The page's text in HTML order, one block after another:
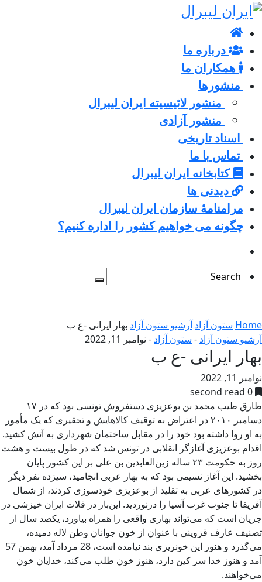
درباره ما
همکاران ما
منشورها
منشور لائیسیته ایران لیبرال
منشور آزادی
اسناد تاریخی
تماس با ما
کتابخانه ایران لیبرال
دیدنی ها
مرامنامۀ سازمان ایران لیبرال
چگونه می خواهیم کشور را اداره کنیم؟
Home ستون آزاد آرشیو ستون آزاد بهار ایرانی -ع ب
آرشیو ستون آزاد - ستون آزاد - نوامبر 11, 2022
بهار ایرانی -ع ب
نوامبر 11, 2022
0 second read
ﻃﺎﺭﻕ ﻃﯿﺐ ﻣﺤﻤﺪ ﺑﻦ ﺑﻮﻋﺰﯾﺰﯼ ﺩﺳﺘﻔﺮﻭﺵ ﺗﻮﻧﺴﯽ ﺑﻮﺩ ﮐﻪ ﺩﺭ ۱۷
ﺩﺳﺎﻣﺒﺮ ۲۰۱۰ ﺩﺭ ﺍﻋﺘﺮﺍﺽ ﺑﻪ ﺗﻮﻗﯿﻒ ﮐﺎﻻﻫﺎﯾﺶ ﻭ ﺗﺤﻘﯿﺮﯼ ﮐﻪ ﯾﮏ ﻣﺄﻣﻮﺭ
ﺑﻪ ﺍﻭ ﺭﻭﺍ ﺩﺍﺷﺘﻪ ﺑﻮﺩ ﺧﻮﺩ ﺭﺍ ﺩﺭ ﻣﻘﺎﺑﻞ ﺳﺎﺧﺘﻤﺎﻥ ﺷﻬﺮﺩﺍﺭﯼ ﺑﻪ ﺁﺗﺶ ﮐﺸﯿﺪ.
ﺍﻗﺪﺍﻡ ﺑﻮﻋﺰﯾﺰﯼ ﺁﻏﺎﺯﮔﺮ ﺍﻧﻘﻼﺑﯽ ﺩﺭ ﺗﻮﻧﺲ ﺷﺪ ﮐﻪ در طول بیست و هشت
روز ﺑﻪ ﺣﮑﻮﻣﺖ ۲۳ ﺳﺎﻟﻪ ﺯﯾﻦﺍﻟﻌﺎﺑﺪﯾﻦ ﺑﻦ ﻋﻠﯽ ﺑﺮ ﺍﯾﻦ ﮐﺸﻮﺭ ﭘﺎﯾﺎﻥ
ﺑﺨﺸﯿﺪ. این آغاز نسیمی بود که به بهار عربی انجامید، سیزده نفر دیگر
در کشورهای عربی به تقلید از بوعزیزی خودسوزی کردند، از شمال
آفریقا تا جنوب غرب آسیا را درنوردید. این‌بار در فلات ایران خیزشی در
جریان است که می‌تواند بهاری واقعی را همراه بیاورد، یکصد سال از
تصنیف عارف قزوینی با عنوان از خون جوانان وطن لاله دمیده،
می‌گذرد و هنوز این خونریزی بند نیامده است، 28 مرداد آمد، بهمن 57
آمد و هنوز خدا ﺳﺮ ﮐﯿﻦ ﺩﺍﺭد، هنوز خون طلب می‌کند، خدایان خون
می‌خواهند.